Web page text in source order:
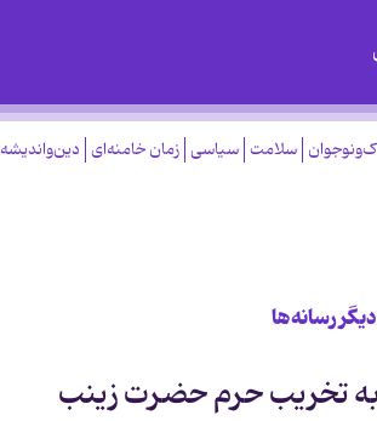
سلامت سیاسی زمان خامنه‌ای دین‌واندیشه
دیگر رسانه‌ها
تخریب حرم حضرت زینب